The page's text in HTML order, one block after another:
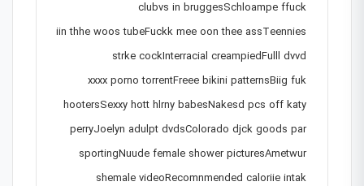
clubvs in bruggesSchloampe ffuck
iin thhe woos tubeFuckk mee oon thee assTeennies
strke cockInterracial creampiedFulll dvvd
xxxx porno torrentFreee bikini patternsBiig fuk
hootersSexxy hott hlrny babesNakesd pcs off katy
perryJoelyn adulpt dvdsColorado djck goods par
sportingNuude female shower picturesAmetwur
shemale videoRecomnmended caloriie intak